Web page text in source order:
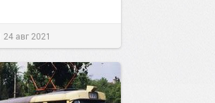
24 авг 2021